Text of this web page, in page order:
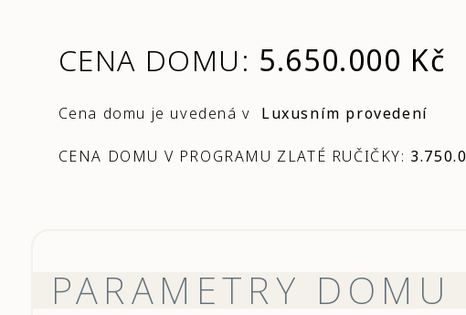
CENA DOMU: 5.650.000 Kč
Cena domu je uvedená v Luxusním provedení
CENA DOMU V PROGRAMU ZLATÉ RUČIČKY:
PARAMETRY DOMU